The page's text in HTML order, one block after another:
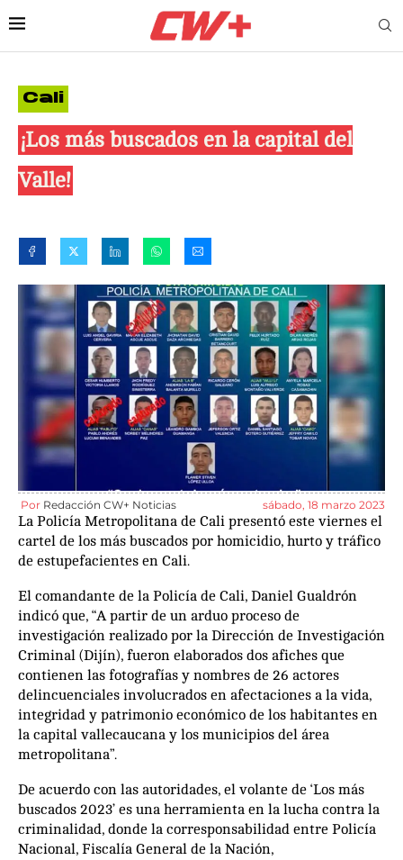
Cali
¡Los más buscados en la capital del
Valle!
Por Redacción CW+ Noticias sábado, 18 marzo 2023
La Policía Metropolitana de Cali presentó este viernes el
cartel de los más buscados por homicidio, hurto y tráfico
de estupefacientes en Cali.
El comandante de la Policía de Cali, Daniel Gualdrón
indicó que, “A partir de un arduo proceso de
investigación realizado por la Dirección de Investigación
Criminal (Dijín), fueron elaborados dos afiches que
contienen las fotografías y nombres de 26 actores
delincuenciales involucrados en afectaciones a la vida,
integridad y patrimonio económico de los habitantes en
la capital vallecaucana y los municipios del área
metropolitana”.
De acuerdo con las autoridades, el volante de ‘Los más
buscados 2023’ es una herramienta en la lucha contra la
criminalidad, donde la corresponsabilidad entre Policía
Nacional, Fiscalía General de la Nación,